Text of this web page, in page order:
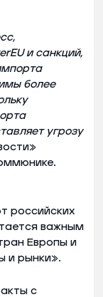
и санкций,
более
угрозу
российских
важным
Европы и
и рынки».
с